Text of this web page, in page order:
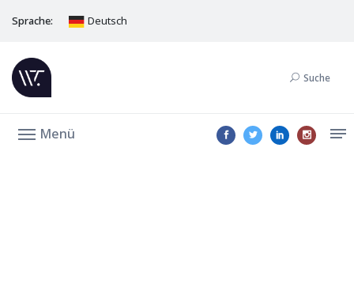
Sprache: Deutsch
Suche
Menü